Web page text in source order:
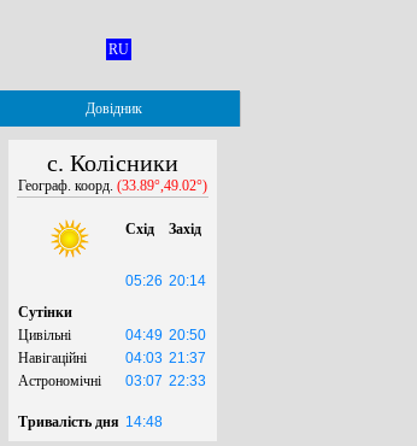
RU
Довідник
с. Колісники
Географ. коорд. (33.89°,49.02°)
Схід Захід
05:26 20:14
Сутінки
Цивільні
04:49 20:50
Навігаційні
04:03 21:37
Астрономічні
03:07 22:33
Тривалість дня 14:48